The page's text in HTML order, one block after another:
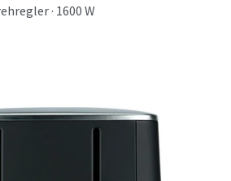
· 1600 W